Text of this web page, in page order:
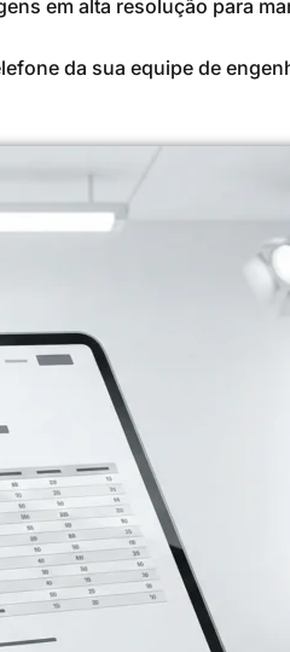
em alta resolução para
da sua equipe de